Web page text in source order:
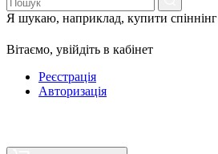
Я шукаю, наприклад, купити спіннінг
Вітаємо, увійдіть в кабінет
Реєстрація
Авторизація